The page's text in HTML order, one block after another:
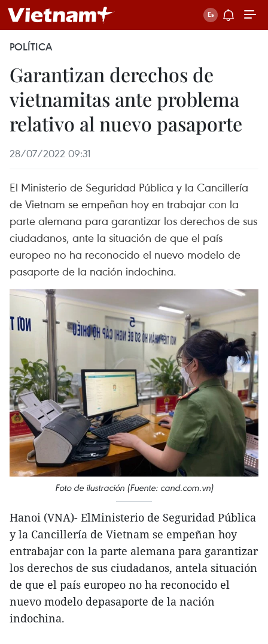
POLÍTICA
Garantizan derechos de
vietnamitas ante problema
relativo al nuevo pasaporte
28/07/2022 09:31
El Ministerio de Seguridad Pública y la Cancillería
de Vietnam se empeñan hoy en trabajar con la
parte alemana para garantizar los derechos de sus
ciudadanos, ante la situación de que el país
europeo no ha reconocido el nuevo modelo de
pasaporte de la nación indochina.
Foto de ilustración (Fuente: cand.com.vn)
Hanoi (VNA)- ElMinisterio de Seguridad Pública
y la Cancillería de Vietnam se empeñan hoy
entrabajar con la parte alemana para garantizar
los derechos de sus ciudadanos, antela situación
de que el país europeo no ha reconocido el
nuevo modelo depasaporte de la nación
indochina.